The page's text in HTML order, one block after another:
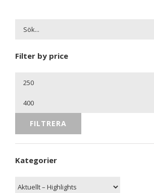
Filter by price
pris
FILTRERA
Kategorier